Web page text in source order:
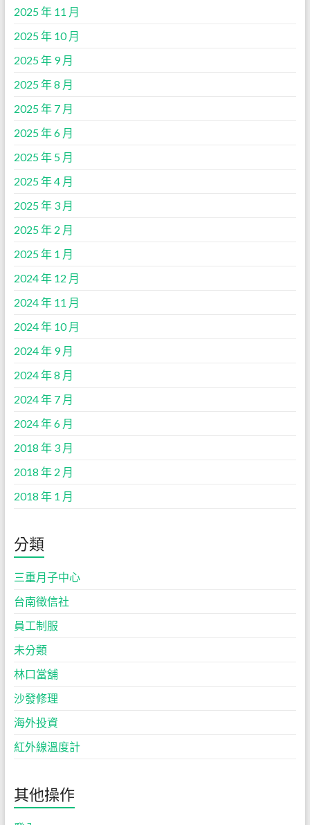
2025 年 11 月
2025 年 10 月
2025 年 9 月
2025 年 8 月
2025 年 7 月
2025 年 6 月
2025 年 5 月
2025 年 4 月
2025 年 3 月
2025 年 2 月
2025 年 1 月
2024 年 12 月
2024 年 11 月
2024 年 10 月
2024 年 9 月
2024 年 8 月
2024 年 7 月
2024 年 6 月
2018 年 3 月
2018 年 2 月
2018 年 1 月
分類
三重月子中心
台南徵信社
員工制服
未分類
林口當舖
沙發修理
海外投資
紅外線溫度計
其他操作